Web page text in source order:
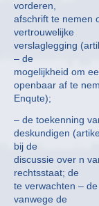
vorderen,
afschrift te nemen
vertrouwelijke
verslaglegging
– de
mogelijkheid om
openbaar af te
Enqute);
– de toekenning
deskundigen
bij de
discussie over n
rechtsstaat; de
te verwachten –
vanwege de